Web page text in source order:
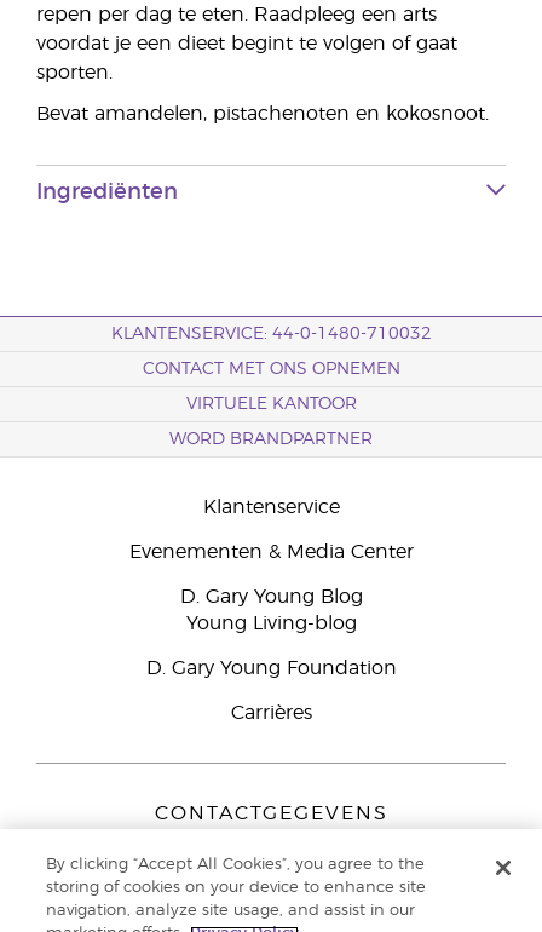
repen per dag te eten. Raadpleeg een arts
voordat je een dieet begint te volgen of gaat
sporten.
Bevat amandelen, pistachenoten en kokosnoot.
Ingrediënten
KLANTENSERVICE: 44-0-1480-710032
CONTACT MET ONS OPNEMEN
VIRTUELE KANTOOR
WORD BRANDPARTNER
Klantenservice
Evenementen & Media Center
D. Gary Young Blog
Young Living-blog
D. Gary Young Foundation
Carrières
CONTACTGEGEVENS
Peizerweg 97
9727 AJ Groningen
Nederland
By clicking “Accept All Cookies”, you agree to the
storing of cookies on your device to enhance site
navigation, analyze site usage, and assist in our